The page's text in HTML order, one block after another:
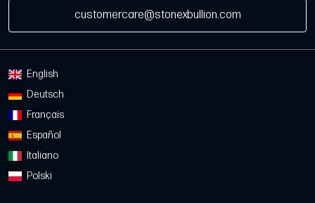
customercare@stonexbullion.com
English
Deutsch
Français
Español
Italiano
Polski